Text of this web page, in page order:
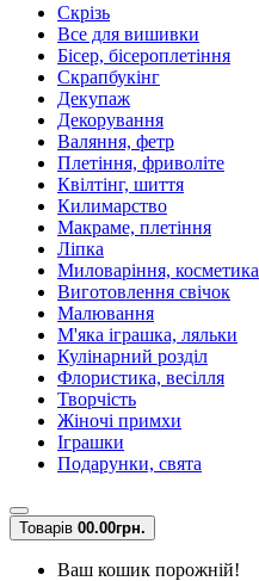
Скрізь
Все для вишивки
Бісер, бісероплетіння
Скрапбукінг
Декупаж
Декорування
Валяння, фетр
Плетіння, фриволіте
Квілтінг, шиття
Килимарство
Макраме, плетіння
Ліпка
Миловаріння, косметика
Виготовлення свічок
Малювання
М'яка іграшка, ляльки
Кулінарний розділ
Флористика, весілля
Творчість
Жіночі примхи
Іграшки
Подарунки, свята
Товарів 00.00грн.
Ваш кошик порожній!